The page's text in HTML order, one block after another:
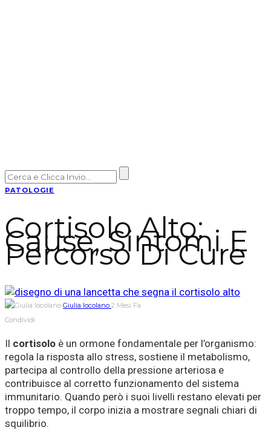
PATOLOGIE
Cortisolo Alto:
Cause, Sintomi E
Percorso Di Cure
Giulia Iocolano 2 Mesi Fa
Condividi
Il cortisolo è un ormone fondamentale per l’organismo:
regola la risposta allo stress, sostiene il metabolismo,
partecipa al controllo della pressione arteriosa e
contribuisce al corretto funzionamento del sistema
immunitario. Quando però i suoi livelli restano elevati per
troppo tempo, il corpo inizia a mostrare segnali chiari di
squilibrio.